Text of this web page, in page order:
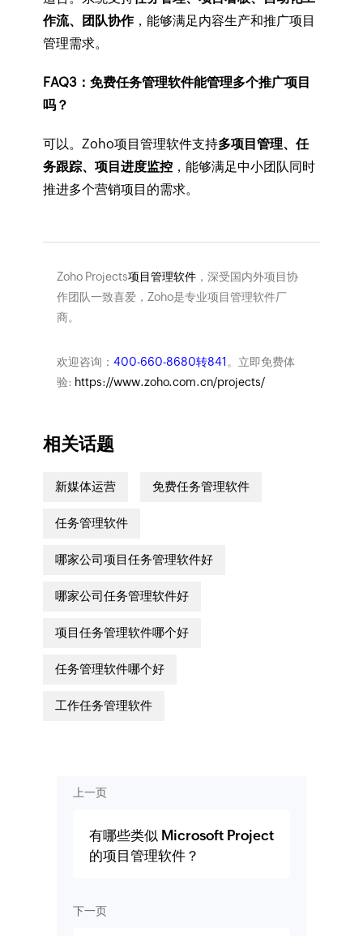
作流、团队协作，能够满足内容生产和推广项目
管理需求。
FAQ3：免费任务管理软件能管理多个推广项目
吗？
可以。Zoho项目管理软件支持多项目管理、任
务跟踪、项目进度监控，能够满足中小团队同时
推进多个营销项目的需求。
Zoho Projects项目管理软件，深受国内外项目协
作团队一致喜爱，Zoho是专业项目管理软件厂
商。
欢迎咨询： 400-660-8680转841 。立即免费体
验: https://www.zoho.com.cn/projects/
相关话题
新媒体运营 免费任务管理软件
任务管理软件
哪家公司项目任务管理软件好
哪家公司任务管理软件好
项目任务管理软件哪个好
任务管理软件哪个好
工作任务管理软件
上一页
有哪些类似 Microsoft Project
的项目管理软件？
下一页